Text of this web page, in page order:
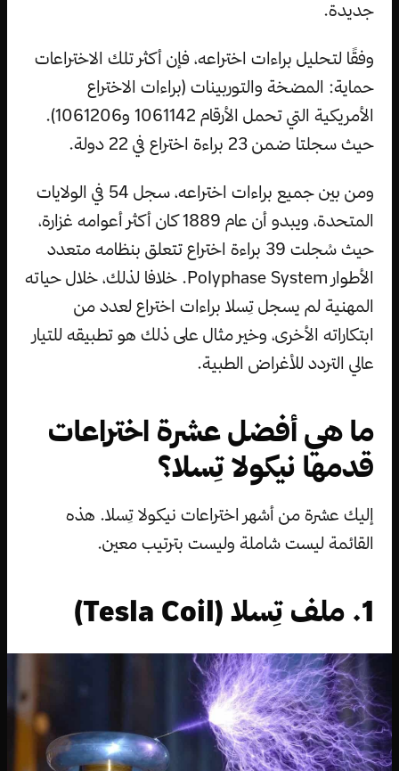
جديدة.
وفقًا لتحليل براءات اختراعه، فإن أكثر تلك الاختراعات
حماية: المضخة والتوربينات (براءات الاختراع
الأمريكية التي تحمل الأرقام 1061142 و1061206).
حيث سجلتا ضمن 23 براءة اختراع في 22 دولة.
ومن بين جميع براءات اختراعه، سجل 54 في الولايات
المتحدة، ويبدو أن عام 1889 كان أكثر أعوامه غزارة،
حيث سُجلت 39 براءة اختراع تتعلق بنظامه متعدد
الأطوار Polyphase System. خلافا لذلك، خلال حياته
المهنية لم يسجل تِسلا براءات اختراع لعدد من
ابتكاراته الأخرى، وخير مثال على ذلك هو تطبيقه للتيار
عالي التردد للأغراض الطبية.
ما هي أفضل عشرة اختراعات
قدمها نيكولا تِسلا؟
إليك عشرة من أشهر اختراعات نيكولا تِسلا. هذه
القائمة ليست شاملة وليست بترتيب معين.
1. ملف تِسلا (Tesla Coil)